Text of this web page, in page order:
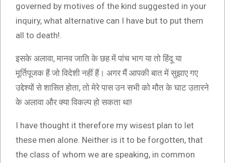
governed by motives of the kind suggested in your
inquiry, what alternative can I have but to put them
all to death!.
इसके अलावा, मानव जाति के छह में पांच भाग या तो हिंदू या
मूर्तिपूजक हैं जो विदेशी नहीं हैं। अगर मैं आपकी बात में सुझाए गए
उद्देश्यों से शासित होता, तो मेरे पास उन सभी को मौत के घाट उतारने
के अलावा और क्या विकल्प हो सकता था!
I have thought it therefore my wisest plan to let
these men alone. Neither is it to be forgotten, that
the class of whom we are speaking, in common